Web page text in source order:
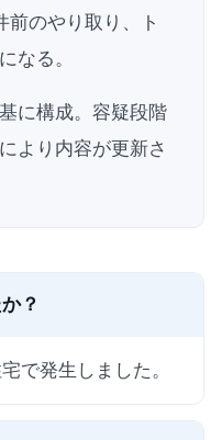
のやり取り、ト
なる。
に構成。容疑段階
より内容が更新さ
？
で発生しました。